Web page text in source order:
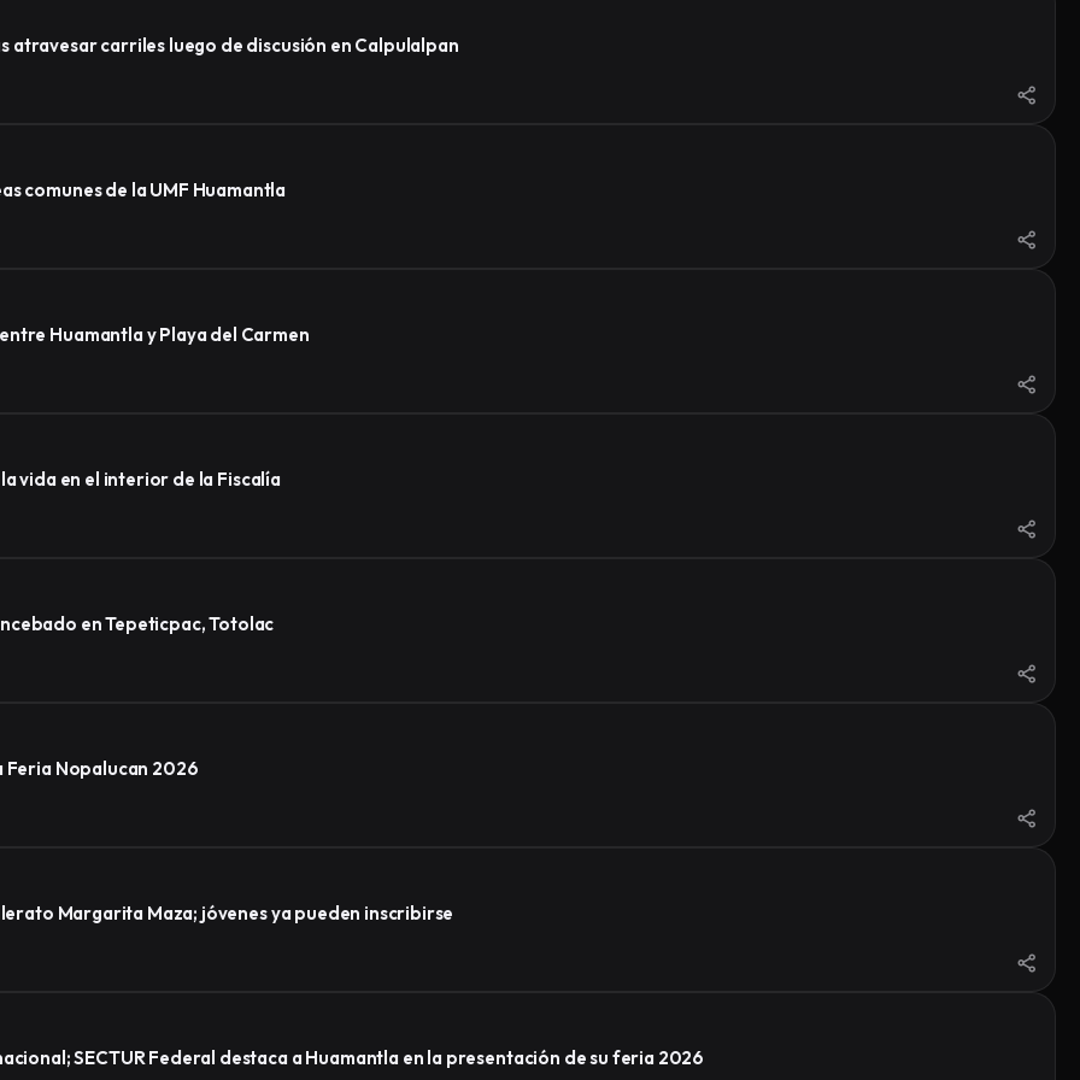
carriles luego de discusión en Calpulalpan
comunes de la UMF Huamantla
Huamantla y Playa del Carmen
vida en el interior de la Fiscalía
en Tepeticpac, Totolac
Feria Nopalucan 2026
Margarita Maza; jóvenes ya pueden inscribirse
SECTUR Federal destaca a Huamantla en la presentación de su feria 2026